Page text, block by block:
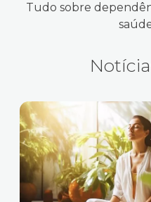
Tudo sobre